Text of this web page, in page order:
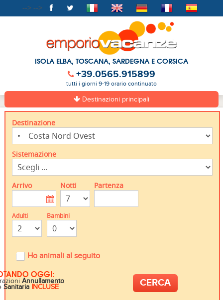
--> -->
ISOLA ELBA, TOSCANA, SARDEGNA E CORSICA
+39.0565.915899
tutti i giorni 9-19 orario continuato
Destinazioni principali
Destinazione
Sistemazione
Arrivo Notti Partenza
Adulti Bambini
Ho animali al seguito
OGGI:
Annullamento
Sanitaria INCLUSE